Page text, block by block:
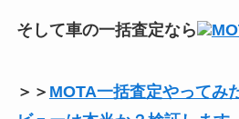
そして車の一括査定なら
＞＞ MOTA一括査定やってみ